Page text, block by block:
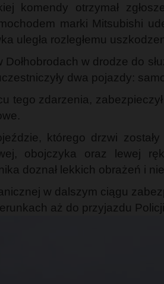
komendy otrzymał
marki Mitsubishi
uległa rozległemu
w drodze do
dwa pojazdy:
tego zdarzenia,
którego drzwi
obojczyka oraz lewej
doznał lekkich obrażeń i
w dalszym ciągu
aż do przyjazdu